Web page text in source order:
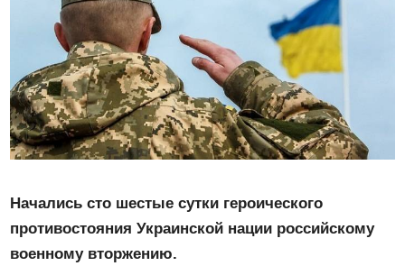
Начались сто шестые сутки героического
противостояния Украинской нации российскому
военному вторжению.